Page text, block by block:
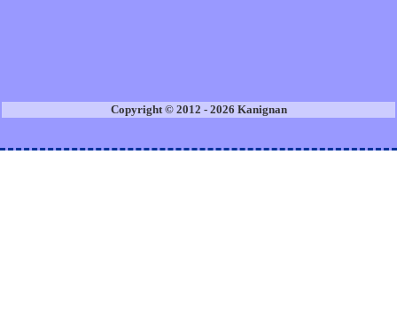
Copyright © 2012 - 2026 Kanignan